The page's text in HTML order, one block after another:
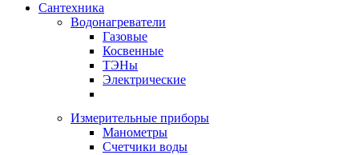
Сантехника
Водонагреватели
Газовые
Косвенные
ТЭНы
Электрические
Измерительные приборы
Манометры
Счетчики воды